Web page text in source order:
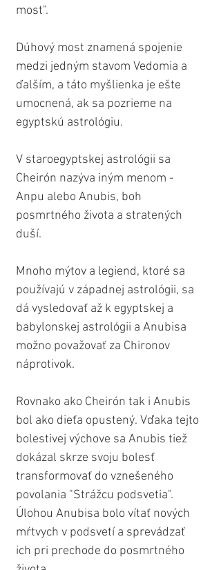
most".
Dúhový most znamená spojenie
medzi jedným stavom Vedomia a
ďalším, a táto myšlienka je ešte
umocnená, ak sa pozrieme na
egyptskú astrológiu.
V staroegyptskej astrológii sa
Cheirón nazýva iným menom -
Anpu alebo Anubis, boh
posmrtného života a stratených
duší.
Mnoho mýtov a legiend, ktoré sa
používajú v západnej astrológii, sa
dá vysledovať až k egyptskej a
babylonskej astrológii a Anubisa
možno považovať za Chironov
náprotivok.
Rovnako ako Cheirón tak i Anubis
bol ako dieťa opustený. Vďaka tejto
bolestivej výchove sa Anubis tiež
dokázal skrze svoju bolesť
transformovať do vznešeného
povolania "Strážcu podsvetia".
Úlohou Anubisa bolo vítať nových
mŕtvych v podsvetí a sprevádzať
ich pri prechode do posmrtného